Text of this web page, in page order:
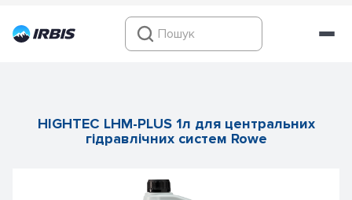
HIGHTEC LHM-PLUS 1л для центральних
гідравлічних систем Rowe